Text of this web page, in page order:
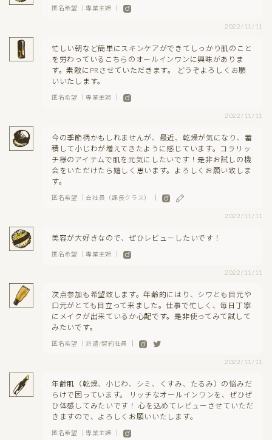
匿名希望 ｜専業主婦 ｜
2022/11/11
忙しい朝など簡単にスキンケアができてしっかり肌のこと
を労わっているこちらのオールインワンに興味がありま
す。素敵にPRさせていただきます。 どうぞよろしくお願
いいたします。
匿名希望 ｜専業主婦 ｜
2022/11/11
今の季節柄かもしれませんが、最近、乾燥が気になり、蓄
積して小じわが増えてきたように感じています。コラリッ
チ様のアイテムで肌を元気にしたいです！是非お試しの機
会をいただけたら嬉しく思います。よろしくお願い致しま
す。
匿名希望 ｜会社員（課長クラス） ｜
2022/11/11
美容が大好きなので、ぜひレビューしたいです！
匿名希望 ｜専業主婦 ｜
2022/11/11
次点参加も希望致します。年齢的にはり、シワとも目元や
口元がとても目立って来ました。仕事で忙しく、毎日丁寧
にメイクが出来ているか心配です。是非使ってみて試して
みたいです。
匿名希望 ｜派遣/契約社員 ｜
2022/11/11
年齢肌（乾燥、小じわ、シミ、くすみ、たるみ）の悩みだ
らけで困っています。 リッチなオールインワンを、ぜひぜ
ひ体感してみたいです！ 心を込めてレビューさせていただ
きますので、よろしくお願いいたします。
匿名希望 ｜専業主婦 ｜